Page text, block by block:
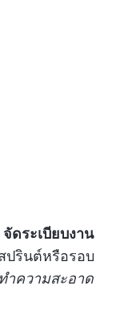
จัดระเบียบงาน
ปรินต์หรือรอบ
ำความสะอาด